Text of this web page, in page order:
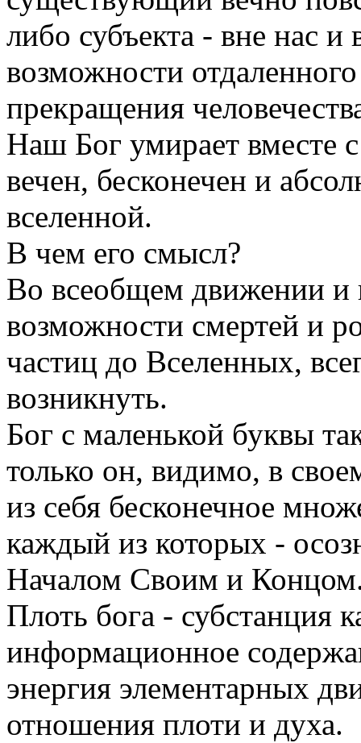
либо субъекта - вне нас
возможности
прекращения
Наш Бог умирает вместе
вечен, бесконечен и
вселенной.
В чем его смысл?
Во всеобщем движении и
возможности смертей и
частиц до Вселенных,
возникнуть.
Бог с маленькой буквы
только он, видимо, в
из себя бесконечное
каждый из которых -
Началом Своим и
Плоть бога - субстанция
информационное
энергия элементарных
отношения плоти и духа.